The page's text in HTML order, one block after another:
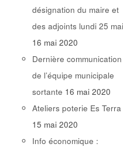
désignation du maire et
des adjoints lundi 25 mai
16 mai 2020
Dernière communication
de l’équipe municipale
sortante 16 mai 2020
Ateliers poterie Es Terra
15 mai 2020
Info économique :